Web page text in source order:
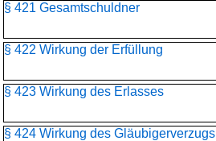
§ 421 Gesamtschuldner
§ 422 Wirkung der Erfüllung
§ 423 Wirkung des Erlasses
§ 424 Wirkung des Gläubigerverzugs